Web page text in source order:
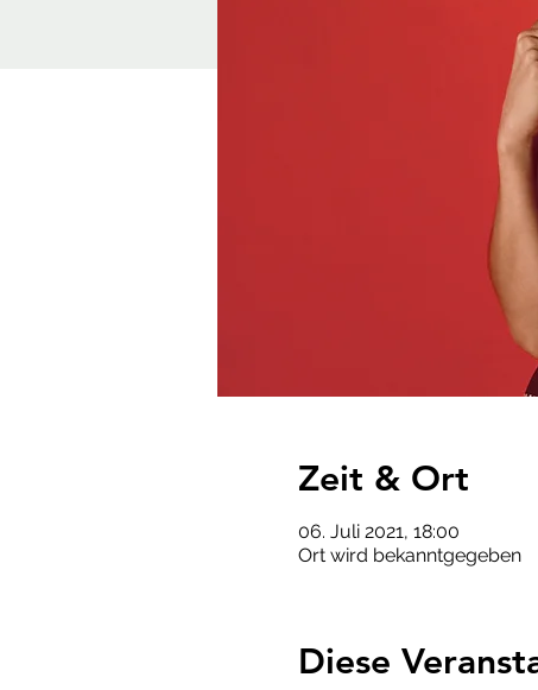
Zeit & Ort
06. Juli 2021, 18:00
Ort wird bekanntgegeben
Diese